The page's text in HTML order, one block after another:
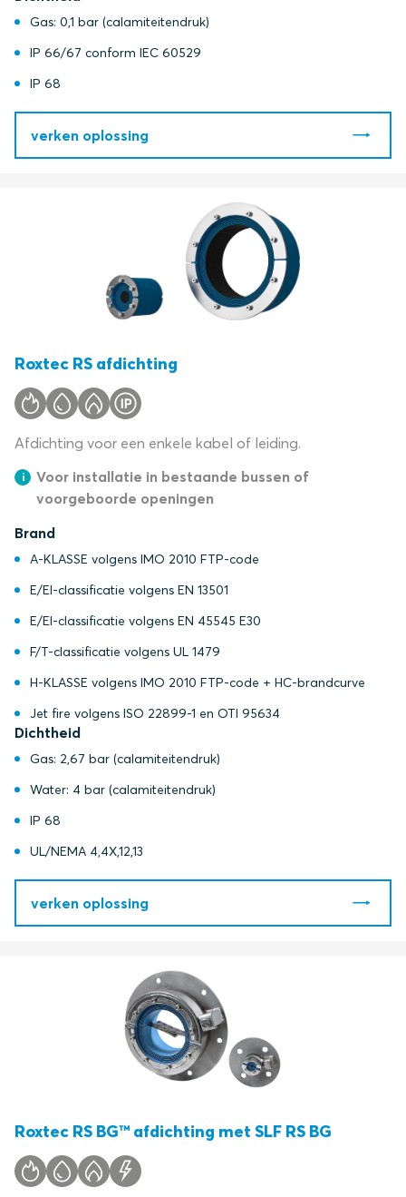
Gas: 0,1 bar (calamiteitendruk)
IP 66/67 conform IEC 60529
IP 68
verken oplossing
Roxtec RS afdichting
Afdichting voor een enkele kabel of leiding.
Voor installatie in bestaande bussen of
voorgeboorde openingen
Brand
A-KLASSE volgens IMO 2010 FTP-code
E/EI-classificatie volgens EN 13501
E/EI-classificatie volgens EN 45545 E30
F/T-classificatie volgens UL 1479
H-KLASSE volgens IMO 2010 FTP-code + HC-brandcurve
Jet fire volgens ISO 22899-1 en OTI 95634
Dichtheid
Gas: 2,67 bar (calamiteitendruk)
Water: 4 bar (calamiteitendruk)
IP 68
UL/NEMA 4,4X,12,13
verken oplossing
Roxtec RS BG™ afdichting met SLF RS BG